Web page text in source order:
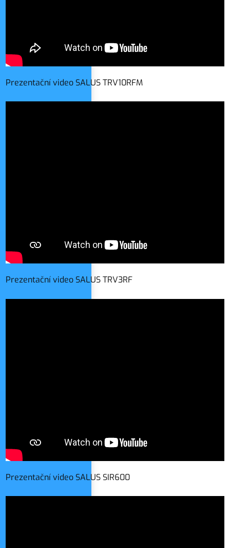
Prezentační video SALUS TRV10RFM
Prezentační video SALUS TRV3RF
Prezentační video SALUS SIR600